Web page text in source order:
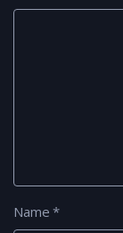
Name*